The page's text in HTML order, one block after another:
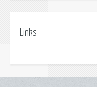
Links